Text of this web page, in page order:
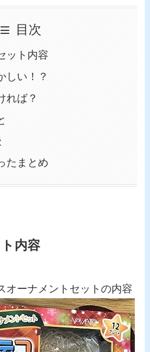
目次
ット内容
しい！？
れば？
たまとめ
内容
オーナメントセットの内容